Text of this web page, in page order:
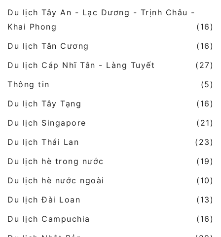
Du lịch Tây An - Lạc Dương - Trịnh Châu -
Khai Phong
(16)
Du lịch Tân Cương
(16)
Du lịch Cáp Nhĩ Tân - Làng Tuyết
(27)
Thông tin
(5)
Du lịch Tây Tạng
(16)
Du lịch Singapore
(21)
Du lịch Thái Lan
(23)
Du lịch hè trong nước
(19)
Du lịch hè nước ngoài
(10)
Du lịch Đài Loan
(13)
Du lịch Campuchia
(16)